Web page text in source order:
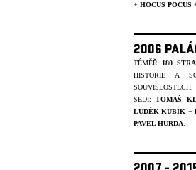
+ HOCUS POCUS
2006
TÉMĚŘ 180
HISTORIE A
SEDÍ:TOMÁŠ
LUDĚK KUBÍK +
PAVEL HURDA